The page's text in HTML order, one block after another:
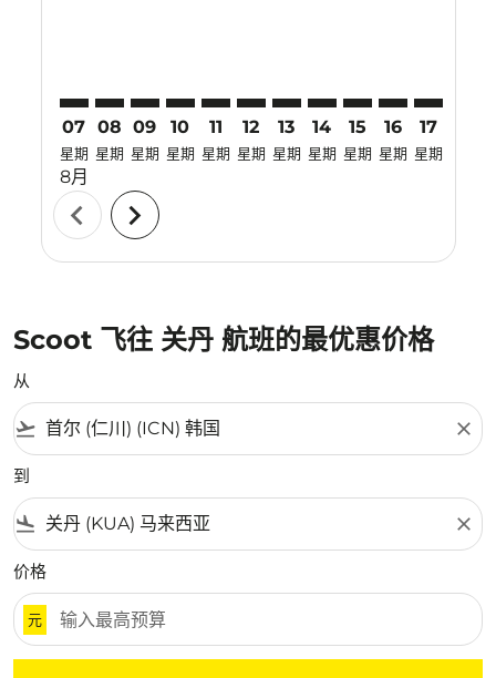
07
星期
8月
08
星期
09
星期
10
星期
11
星期
12
星期
13
星期
14
星期
15
星期
16
星期
17
星期
chevron_left chevron_right
Scoot 飞往 关丹 航班的最优惠价格
从
flight_takeoff close
到
flight_land close
价格
元